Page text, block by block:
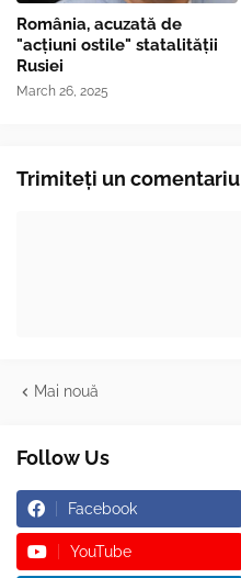
România, acuzată de
"acțiuni ostile" statalității
Rusiei
March 26, 2025
Trimiteți un comentariu
Mai nouă
Follow Us
Facebook
YouTube